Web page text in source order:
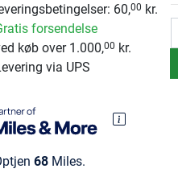
60,00 kr.
forsendelse
køb over 1.000,00 kr.
via UPS
68Miles.